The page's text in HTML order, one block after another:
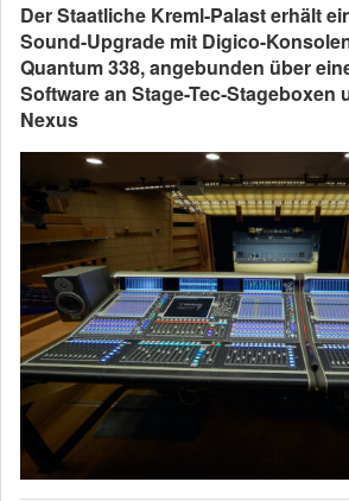
Der Staatliche Kreml-Palast erhält
Sound-Upgrade mit Digico-
Quantum 338, angebunden über
Software an Stage-Tec-Stageboxen
Nexus